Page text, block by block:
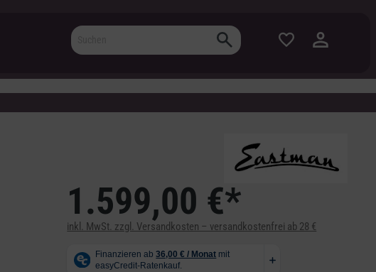
1.599,00 €*
inkl. MwSt. zzgl. Versandkosten – versandkostenfrei ab 28 €